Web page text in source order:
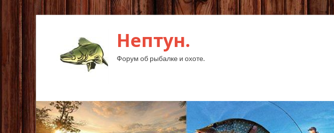
Нептун.
Форум об рыбалке и охоте.